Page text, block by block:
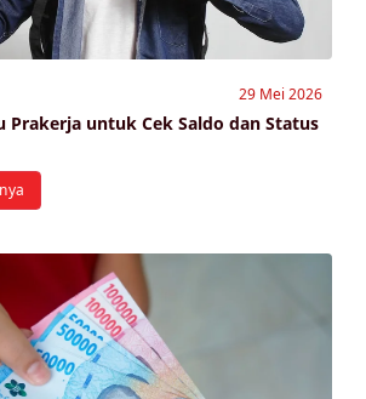
29 Mei 2026
Prakerja untuk Cek Saldo dan Status